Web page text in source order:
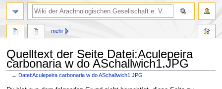
Quelltext der Seite Datei:Aculepeira
carbonaria w do ASchallwich1.JPG
←Datei:Aculepeira carbonaria w do ASchallwich1.JPG
mehr